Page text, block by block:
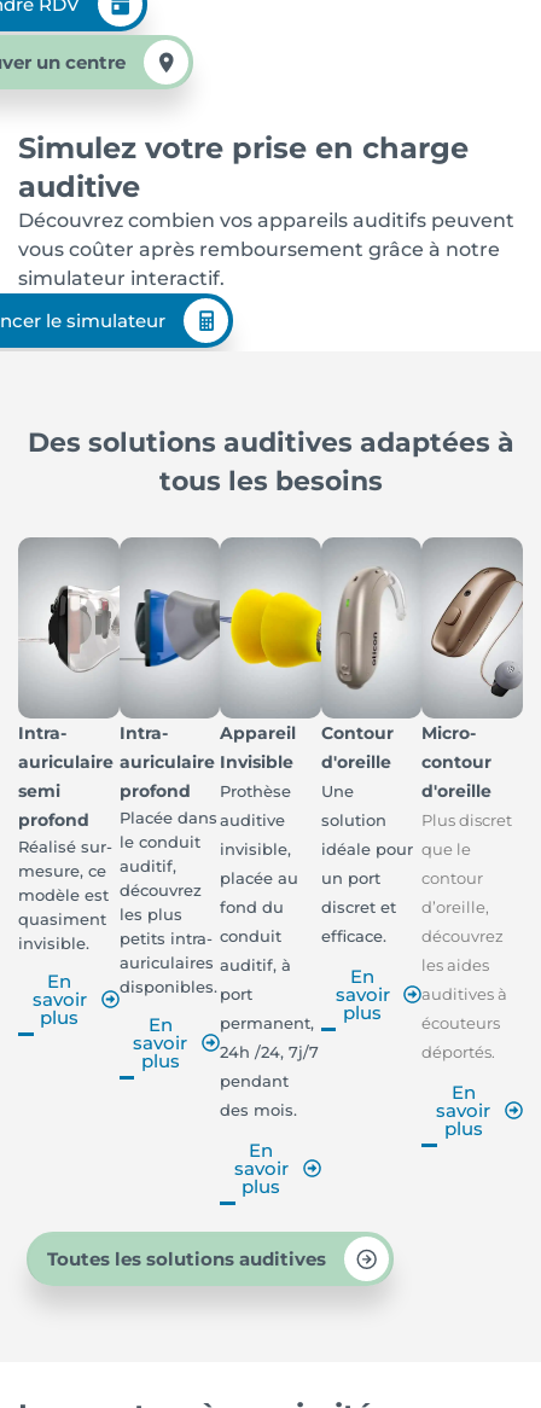
un centre
Simulez votre prise en charge
auditive
Découvrez combien vos appareils auditifs peuvent
vous coûter après remboursement grâce à notre
simulateur interactif.
le simulateur
Des solutions auditives adaptées à
tous les besoins
Intra-
auriculaire
semi
profond
Réalisé sur-
mesure, ce
modèle est
quasiment
invisible.
En
savoir
plus
Intra-
auriculaire
profond
Placée dans
le conduit
auditif,
découvrez
les plus
petits intra-
auriculaires
disponibles.
En
savoir
plus
Appareil
Invisible
Prothèse
auditive
invisible,
placée au
fond du
conduit
auditif, à
port
permanent,
24h /24, 7j/7
pendant
des mois.
En
savoir
plus
Contour
d'oreille
Une
solution
idéale pour
un port
discret et
efficace.
En
savoir
plus
Micro-
contour
d'oreille
Plus discret
que le
contour
d’oreille,
découvrez
les aides
auditives à
écouteurs
déportés.
En
savoir
plus
Toutes les solutions auditives